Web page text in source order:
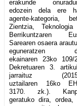
erakunde
edozein dela ere
agente-kategoria,
Zientzia,
Berrikuntzaren
Sarearen osaera
eguneratzen
ekainaren 23ko 109/
Dekretuaren 3.
jarraituz
uztailaren 16ko
3170. zk.).
geratuko dira, ordea,